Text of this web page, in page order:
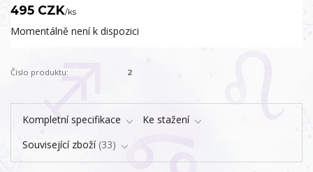
495 CZK/ks
Momentálně není k dispozici
Číslo produktu: 2
Kompletní specifikace
Ke stažení
Související zboží 33